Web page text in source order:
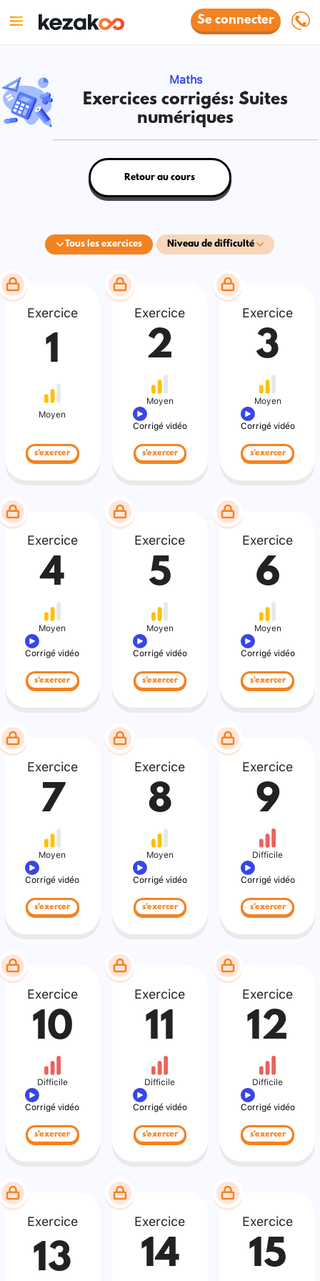
Se connecter
Maths
Exercices corrigés: Suites
numériques
Tous les exercices Niveau de difficulté
Retour au cours
Exercice
1
Moyen
s'exercer
Exercice
2
Moyen
Corrigé vidéo
s'exercer
Exercice
3
Moyen
Corrigé vidéo
s'exercer
Exercice
4
Moyen
Corrigé vidéo
s'exercer
Exercice
5
Moyen
Corrigé vidéo
s'exercer
Exercice
6
Moyen
Corrigé vidéo
s'exercer
Exercice
7
Moyen
Corrigé vidéo
s'exercer
Exercice
8
Moyen
Corrigé vidéo
s'exercer
Exercice
9
Difficile
Corrigé vidéo
s'exercer
Exercice
10
Difficile
Corrigé vidéo
s'exercer
Exercice
11
Difficile
Corrigé vidéo
s'exercer
Exercice
12
Difficile
Corrigé vidéo
s'exercer
Exercice
13
Exercice
14
Exercice
15